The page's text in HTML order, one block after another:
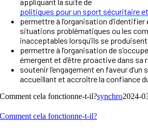
politiques pour un sport sécuritaire
permettre à l’organisation
situations problématiques ou les
inacceptables lorsqu’ils se
permettre à l’organisation de
émergent et d’être proactive dans sa
soutenir l’engagement en faveur
accueillant et accroître la confiance
Comment cela fonctionne-t-il?synchro2024-
Comment cela fonctionne-t-il?